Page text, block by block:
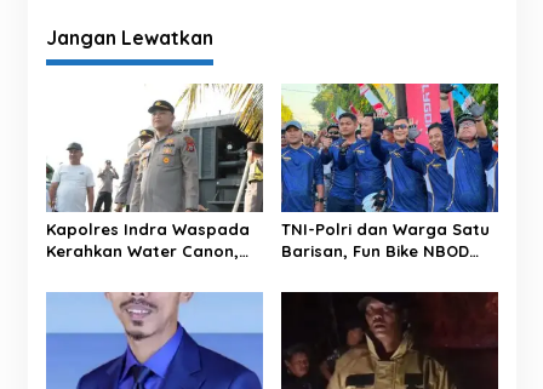
a
p
o
s
Jangan Lewatkan
Kapolres Indra Waspada
Kerahkan Water Canon,
Hadapi Kemarau
TNI-Polri dan Warga Satu
Barisan, Fun Bike NBOD
Kebersamaan